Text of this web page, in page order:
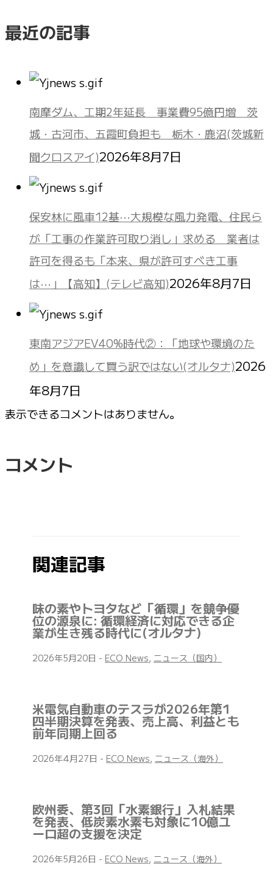
最近の記事
南摩ダム、工期2年延長 事業費95億円増 茨
城・古河市、五霞町負担も 栃木・鹿沼(茨城新
聞クロスアイ)2026年8月7日
保安林に風車12基⋯大規模な風力発電、住民ら
が「工事の作業許可取り消し」求める 業者は
許可を得るも「本来、県が許可すべき工事
は⋯」【高知】(テレビ高知)2026年8月7日
東南アジアEV40%時代②：「地球や環境のた
め」を意識して買う訳ではない(オルタナ)2026
年8月7日
表示できるコメントはありません。
コメント
関連記事
味の素やトヨタなど「循環」を競争優
位の源泉に: 循環経済に対応できる企
業が生き残る時代に(オルタナ)
2026年5月20日 - ECO News, ニュース（国内）
米電気自動車のテスラが2026年第1
四半期決算を発表、売上高、利益とも
前年同期上回る
2026年4月27日 - ECO News, ニュース（海外）
欧州委、第3回「水素銀行」入札結果
を発表、低炭素水素も対象に10億ユ
ーロ超の支援を決定
2026年5月26日 - ECO News, ニュース（海外）